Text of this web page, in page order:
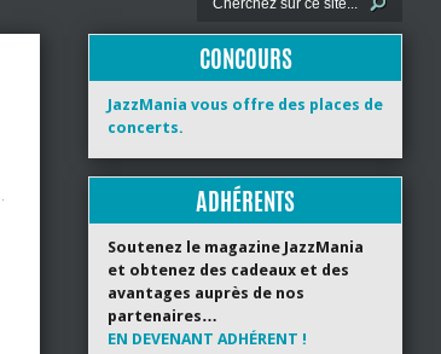
CONCOURS
JazzMania vous offre des places de
concerts.
ADHÉRENTS
Soutenez le magazine JazzMania
et obtenez des cadeaux et des
avantages auprès de nos
partenaires…
EN DEVENANT ADHÉRENT !